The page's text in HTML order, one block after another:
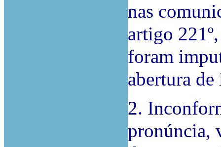
nas
artigo
foram
abertura
2.
pronúncia,